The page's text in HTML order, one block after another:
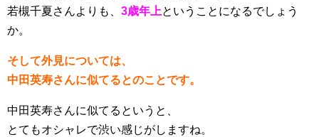
若槻千夏さんよりも、 3歳年上ということになるでしょう
か。
そして外見については、
中田英寿さんに似てるとのことです。
中田英寿さんに似てるというと、
とてもオシャレで渋い感じがしますね。